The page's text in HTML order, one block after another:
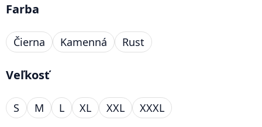
Farba
Čierna Kamenná Rust
Veľkosť
S M L XL XXL XXXL